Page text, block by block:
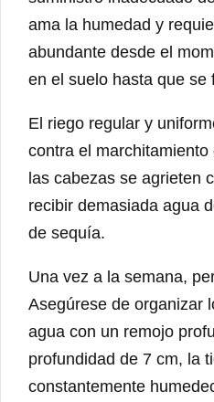
ama la humedad y
abundante desde el
en el suelo hasta que se
El riego regular y
contra el
las cabezas se agrieten
recibir demasiada agua
de sequía.
Una vez a la semana,
Asegúrese de organizar
agua con un remojo
profundidad de 7 cm, la
constantemente